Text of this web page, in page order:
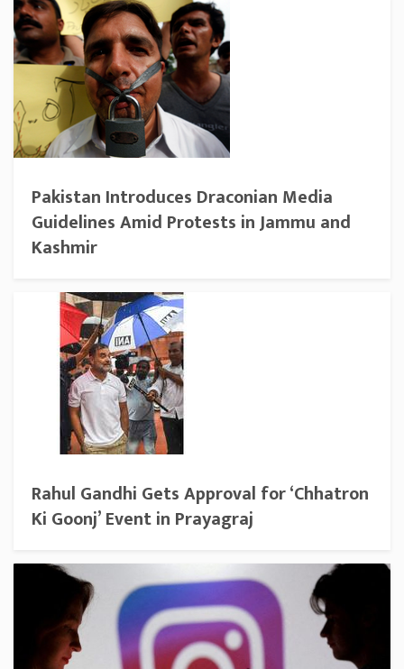
Pakistan Introduces Draconian Media
Guidelines Amid Protests in Jammu and
Kashmir
Rahul Gandhi Gets Approval for ‘Chhatron
Ki Goonj’ Event in Prayagraj